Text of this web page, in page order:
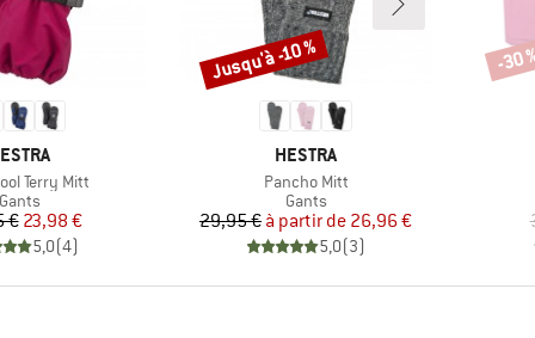
Terry Mitt
group
Prix
€Prix réduit
23,98 €
5,0(4)
MARQUE
HESTRA
Article
Pancho Mitt
Product group
Gants
Prix
29,95 € Prix réduit
à partir de 26,96 €
5,0(3)
Remise
Jusqu'à -10 % -30